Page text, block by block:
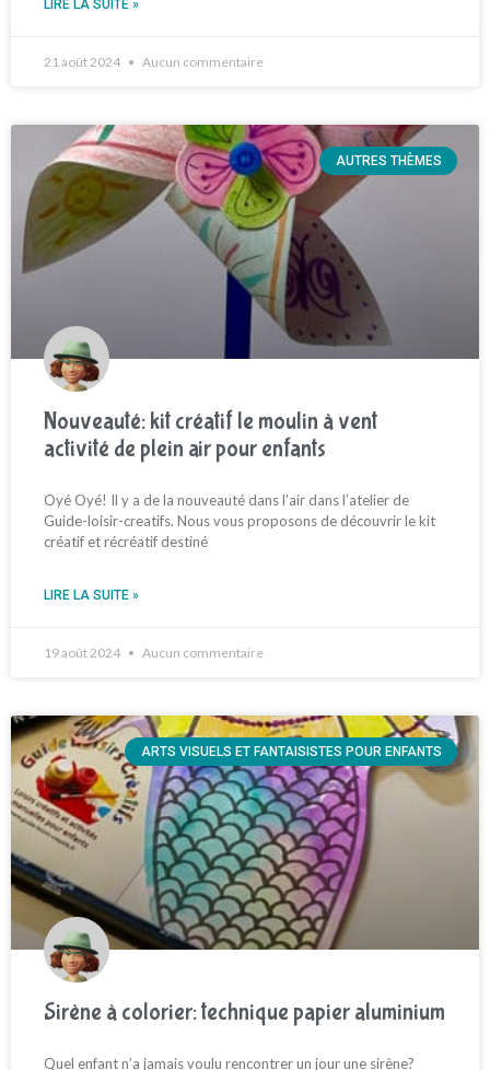
LIRE LA SUITE »
21 août 2024 Aucun commentaire
AUTRES THÈMES
Nouveauté: kit créatif le moulin à vent
activité de plein air pour enfants
Oyé Oyé! Il y a de la nouveauté dans l’air dans l’atelier de
Guide-loisir-creatifs. Nous vous proposons de découvrir le kit
créatif et récréatif destiné
LIRE LA SUITE »
19 août 2024 Aucun commentaire
ARTS VISUELS ET FANTAISISTES POUR ENFANTS
Sirène à colorier: technique papier aluminium
Quel enfant n’a jamais voulu rencontrer un jour une sirène?